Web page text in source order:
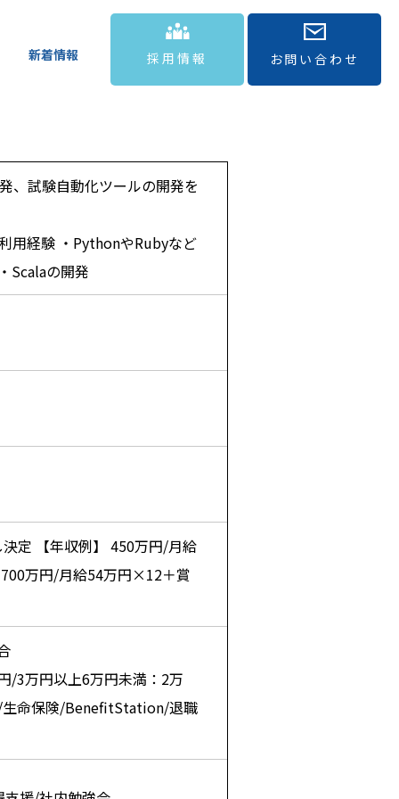
採用情報 お問い合わせ
新着情報
、試験自動化ツールの開発を
用経験 ・PythonやRubyなど
Scalaの開発
定 【年収例】 450万円/月給
万円/月給54万円×12＋賞
/3万円以上6万円未満：2万
命保険/BenefitStation/退職